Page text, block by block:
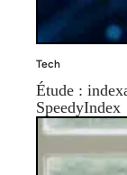
Tech
Étude :
SpeedyIndex